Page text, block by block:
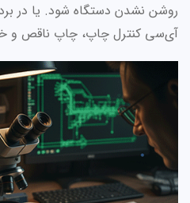
روشن نشدن دستگاه شود. یا در برد
آی‌سی کنترل چاپ، چاپ ناقص و